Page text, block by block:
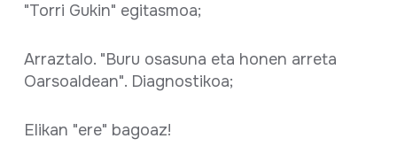
"Torri Gukin" egitasmoa;
Arraztalo. "Buru osasuna eta honen arreta
Oarsoaldean". Diagnostikoa;
Elikan "ere" bagoaz!